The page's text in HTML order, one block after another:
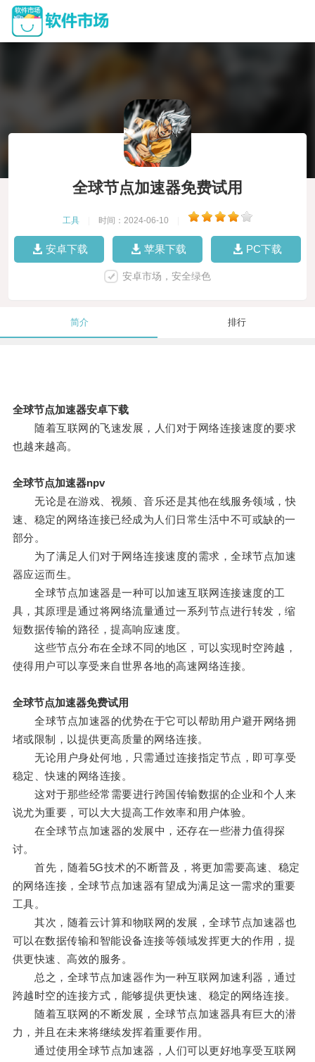
全球节点加速器免费试用
工具 时间：2024-06-10
安卓下载 苹果下载 PC下载
安卓市场，安全绿色
简介 排行
全球节点加速器安卓下载
随着互联网的飞速发展，人们对于网络连接速度的要求
也越来越高。
全球节点加速器npv
无论是在游戏、视频、音乐还是其他在线服务领域，快
速、稳定的网络连接已经成为人们日常生活中不可或缺的一
部分。
为了满足人们对于网络连接速度的需求，全球节点加速
器应运而生。
全球节点加速器是一种可以加速互联网连接速度的工
具，其原理是通过将网络流量通过一系列节点进行转发，缩
短数据传输的路径，提高响应速度。
这些节点分布在全球不同的地区，可以实现时空跨越，
使得用户可以享受来自世界各地的高速网络连接。
全球节点加速器免费试用
全球节点加速器的优势在于它可以帮助用户避开网络拥
堵或限制，以提供更高质量的网络连接。
无论用户身处何地，只需通过连接指定节点，即可享受
稳定、快速的网络连接。
这对于那些经常需要进行跨国传输数据的企业和个人来
说尤为重要，可以大大提高工作效率和用户体验。
在全球节点加速器的发展中，还存在一些潜力值得探
讨。
首先，随着5G技术的不断普及，将更加需要高速、稳定
的网络连接，全球节点加速器有望成为满足这一需求的重要
工具。
其次，随着云计算和物联网的发展，全球节点加速器也
可以在数据传输和智能设备连接等领域发挥更大的作用，提
供更快速、高效的服务。
总之，全球节点加速器作为一种互联网加速利器，通过
跨越时空的连接方式，能够提供更快速、稳定的网络连接。
随着互联网的不断发展，全球节点加速器具有巨大的潜
力，并且在未来将继续发挥着重要作用。
通过使用全球节点加速器，人们可以更好地享受互联网